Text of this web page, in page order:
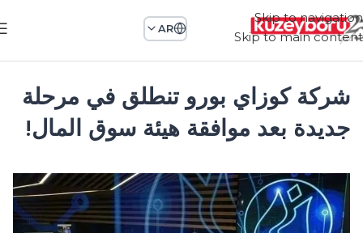
Skip to navigation
Skip to main content
AR
شركة كوزاي بورو تنطلق في مرحلة
جديدة بعد موافقة هيئة سوق المال!